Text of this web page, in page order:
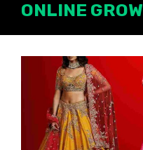
SkipONLINE GROW